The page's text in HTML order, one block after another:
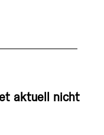
aktuell nicht